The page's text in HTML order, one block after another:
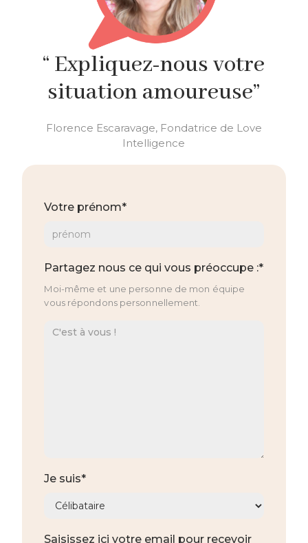
“ Expliquez-nous votre
situation amoureuse”
Florence Escaravage, Fondatrice de Love
Intelligence
Votre prénom*
Partagez nous ce qui vous préoccupe :*
Moi-même et une personne de mon équipe
vous répondons personnellement.
Je suis*
Saisissez ici votre email pour recevoir